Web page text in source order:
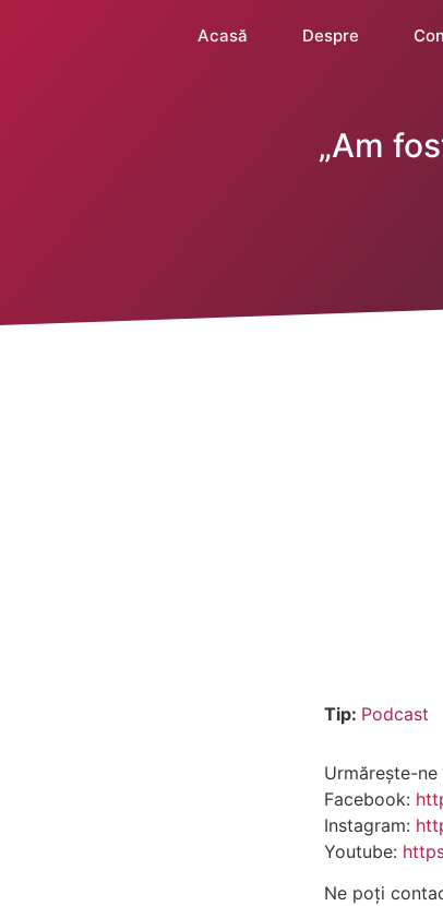
Acasă Despre
„Am
Tip: Podcast
Urmărește-
Facebook:
Instagram:
Youtube:
Ne poți